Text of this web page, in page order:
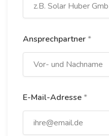
Ansprechpartner*
E-Mail-Adresse*